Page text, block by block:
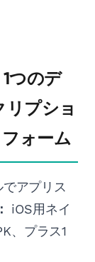
つのデ
リプショ
ォーム
アプリス
iOS用ネイ
、プラス1